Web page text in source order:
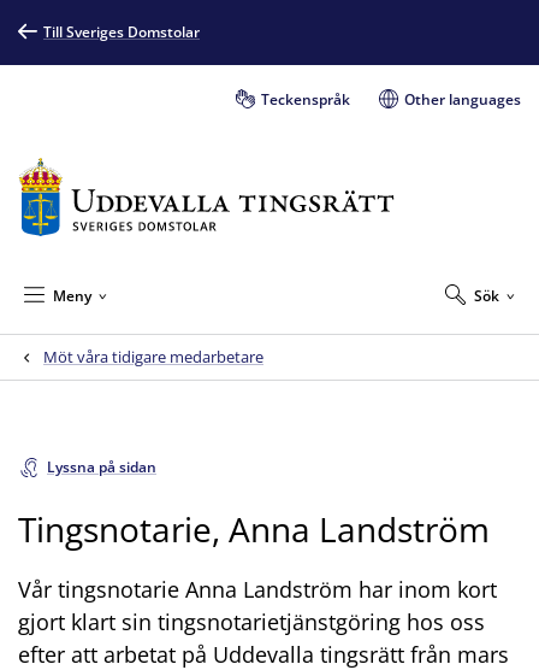
Till Sveriges Domstolar
Teckenspråk Other languages
Sök
Meny
Möt våra tidigare medarbetare
Lyssna på sidan
Tingsnotarie, Anna Landström
Vår tingsnotarie Anna Landström har inom kort
gjort klart sin tingsnotarietjänstgöring hos oss
efter att arbetat på Uddevalla tingsrätt från mars